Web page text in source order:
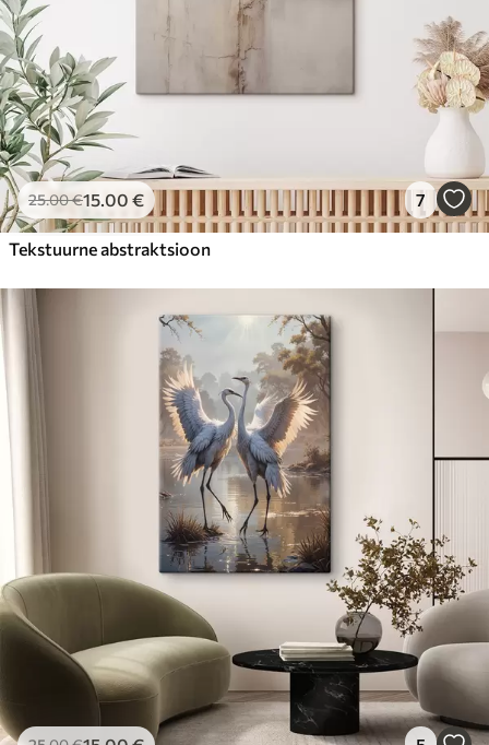
25.00€15.00 € 7
Tekstuurne abstraktsioon